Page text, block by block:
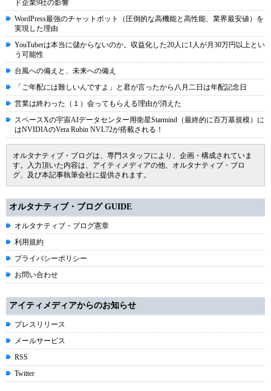
ド企業9社の影響
WordPress最強のチャットボット（圧倒的な高機能と高性能、業界最安値）を
実現した理由
YouTuberは本当に儲からないのか。収益化した20人に1人が月30万円以上とい
う可能性
台風への備えと、未来への備え
「ご年配には難しいんですよ」と君が言ったから八月二日は年配記念日
営業は終わった（１）会ってもらえる理由が消えた
スペースXの宇宙AIデータセンター用衛星Starmind（最終的に百万基規模）に
はNVIDIAのVera Rubin NVL72が搭載される！
オルタナティブ・ブログは、専門スタッフにより、企画・構成されていま
す。入力頂いた内容は、アイティメディアの他、オルタナティブ・ブロ
グ、及び本記事執筆会社に提供されます。
オルタナティブ・ブログ GUIDE
オルタナティブ・ブログ憲章
利用規約
プライバシーポリシー
お問い合わせ
アイティメディアからのお知らせ
プレスリリース
メールサービス
RSS
Twitter